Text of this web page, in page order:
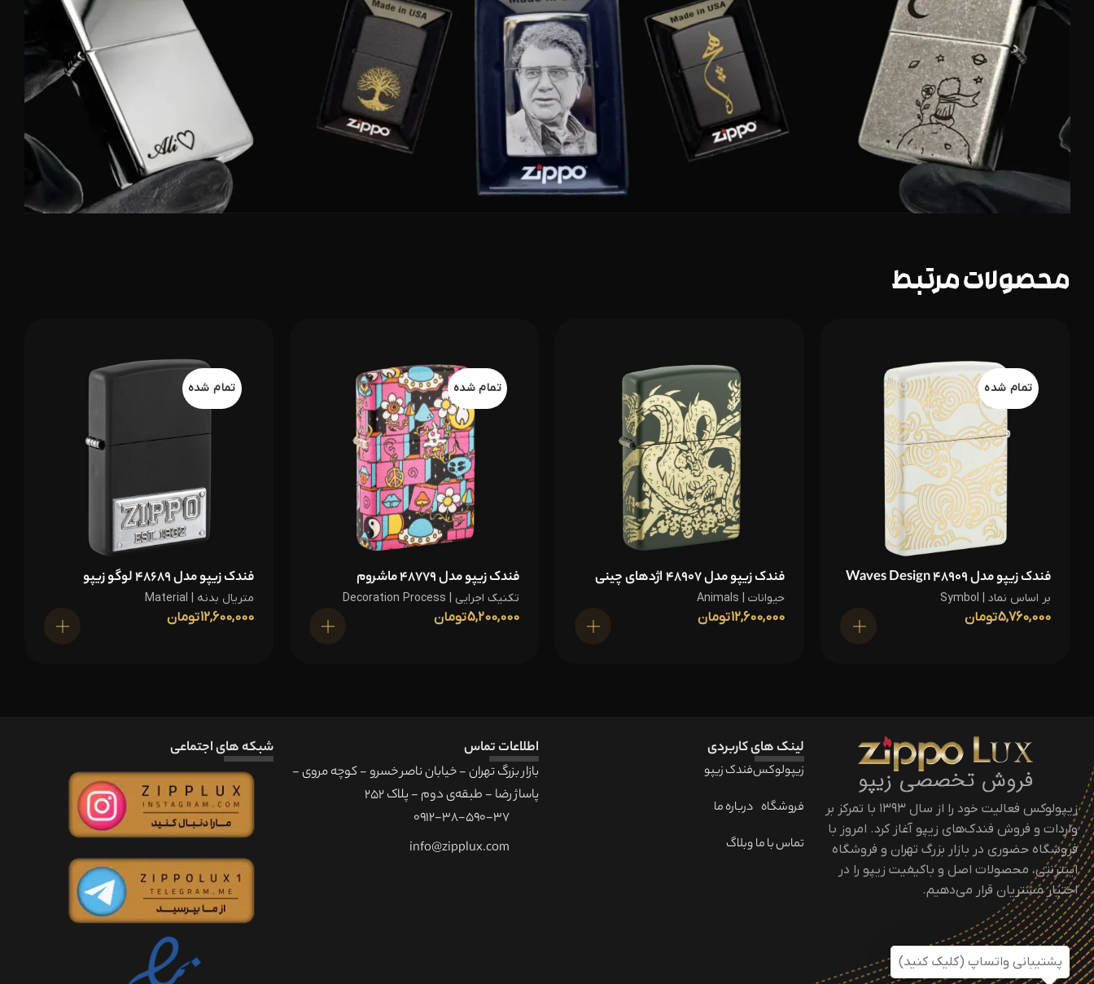
محصولات مرتبط
تمام شده
فندک زیپو مدل 48909 Waves Design
بر اساس نماد | Symbol
5,760,000تومان
فندک زیپو مدل 48907 اژدهای چینی
حیوانات | Animals
12,600,000تومان
تمام شده
فندک زیپو مدل 48779 ماشروم
تکنیک اجرایی | Decoration Process
5,200,000تومان
تمام شده
فندک زیپو مدل 48689 لوگو زیپو
متریال بدنه | Material
12,600,000تومان
زیپولوکس فعالیت خود را از سال ۱۳۹۳ با تمرکز بر
واردات و فروش فندک‌های زیپو آغاز کرد. امروز با
فروشگاه حضوری در بازار بزرگ تهران و فروشگاه
اینترنتی، محصولات اصل و باکیفیت زیپو را در
اختیار مشتریان قرار می‌دهیم.
لینک های کاربردی
زیپولوکس
فروشگاه
تماس با ما
فندک زیپو
درباره ما
وبلاگ
اطلاعات تماس
بازار بزرگ تهران - خیابان ناصر خسرو - کوچه مروی -
پاساژ رضا - طبقه‌ی دوم - پلاک 252
0912-38-590-37
info@zipplux.com
شبکه های اجتماعی
پشتیبانی واتساپ (کلیک کنید)